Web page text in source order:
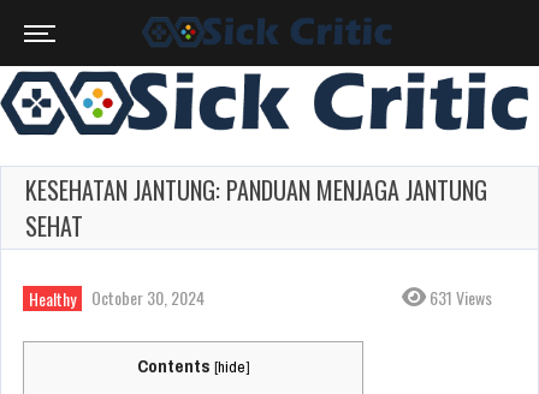
KESEHATAN JANTUNG: PANDUAN MENJAGA JANTUNG
SEHAT
Healthy October 30, 2024 631 Views
Contents [hide]